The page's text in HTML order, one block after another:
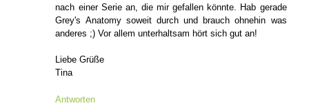
nach einer Serie an, die mir gefallen könnte. Hab gerade
Grey's Anatomy soweit durch und brauch ohnehin was
anderes ;) Vor allem unterhaltsam hört sich gut an!
Liebe Grüße
Tina
Antworten